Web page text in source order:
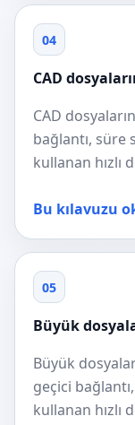
04
CAD
CAD
bağlantı, süre
kullanan hızlı
Bu kılavuzu
05
Büyük
Büyük
geçici
kullanan hızlı